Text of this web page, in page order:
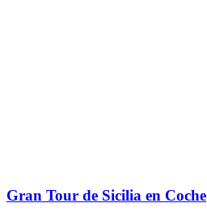
Gran Tour de Sicilia en Coche